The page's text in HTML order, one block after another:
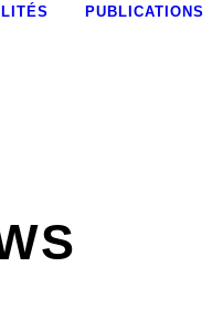
PUBLICATIONS